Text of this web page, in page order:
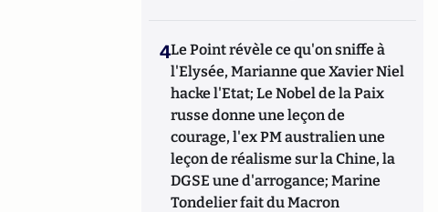
4Le Point révèle ce qu'on sniffe à
l'Elysée, Marianne que Xavier Niel
hacke l'Etat; Le Nobel de la Paix
russe donne une leçon de
courage, l'ex PM australien une
leçon de réalisme sur la Chine, la
DGSE une d'arrogance; Marine
Tondelier fait du Macron